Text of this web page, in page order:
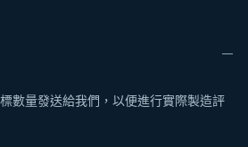
數量發送給我們，以便進行實際製造評